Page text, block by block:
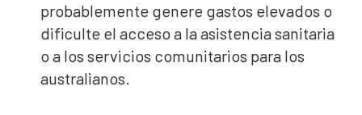
probablemente genere gastos elevados o
dificulte el acceso a la asistencia sanitaria
o a los servicios comunitarios para los
australianos.